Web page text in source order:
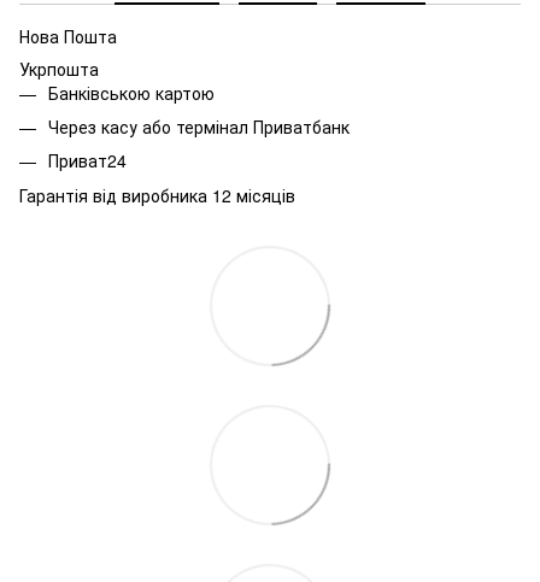
Нова Пошта
Укрпошта
Банківською картою
Через касу або термінал Приватбанк
Приват24
Гарантія від виробника 12 місяців